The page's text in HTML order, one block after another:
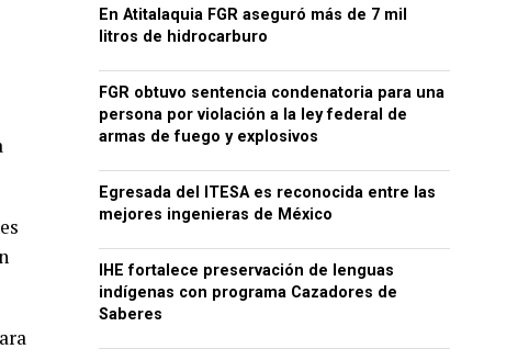
En Atitalaquia FGR aseguró más de 7 mil
litros de hidrocarburo
FGR obtuvo sentencia condenatoria para una
persona por violación a la ley federal de
armas de fuego y explosivos
Egresada del ITESA es reconocida entre las
mejores ingenieras de México
IHE fortalece preservación de lenguas
indígenas con programa Cazadores de
Saberes